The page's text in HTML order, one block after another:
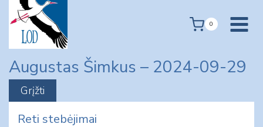
content
0
Augustas Šimkus – 2024-09-29
Reti stebėjimai